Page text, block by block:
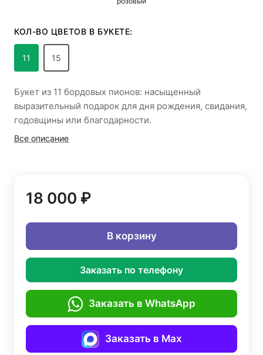
КОЛ-ВО ЦВЕТОВ В БУКЕТЕ:
11 15
Букет из 11 бордовых пионов: насыщенный
выразительный подарок для дня рождения, свидания,
годовщины или благодарности.
Все описание
18 000 ₽
В корзину
Заказать по телефону
Заказать в WhatsApp
Заказать в Max